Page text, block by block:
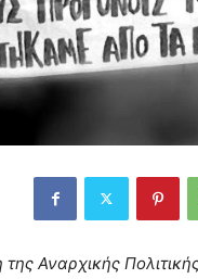
της Αναρχικής